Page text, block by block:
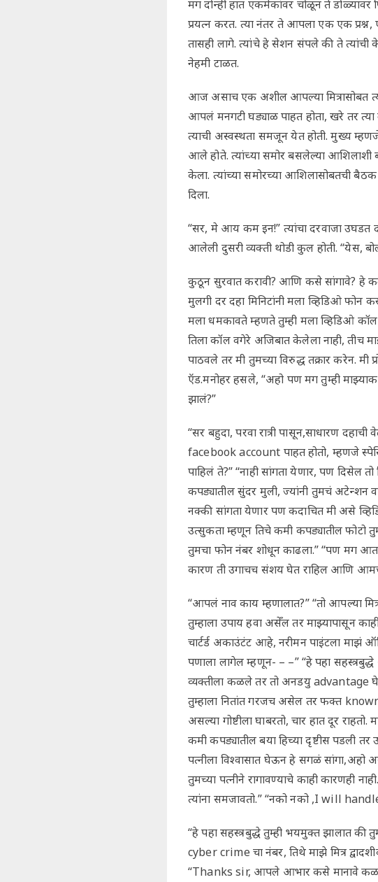
मग दोन्ही हात एकमेकांवर चोळून ते
प्रयत्न करत. त्या नंतर ते आपला एक एक
तासही लागे. त्यांचे हे सेशन संपले की ते त्यांची
नेहमी टाळत.
आज असाच एक अशील आपल्या मित्रासोबत
आपलं मनगटी घड्याळ पाहत होता, खरे तर त्या
त्याची अस्वस्थता समजून येत होती. मुख्य म्हणजे
आले होते. त्यांच्या समोर बसलेल्या आशिलाशी
केला. त्यांच्या समोरच्या आशिलासोबतची
दिला.
“सर, मे आय कम इन!” त्यांचा दरवाजा उघडत
आलेली दुसरी व्यक्ती थोडी कुल होती. “येस,
कुठून सुरवात करावी? आणि कसे सांगावे? हे
मुलगी दर दहा मिनिटांनी मला व्हिडिओ फोन
मला धमकावते म्हणते तुम्ही मला व्हिडिओ
तिला कॉल वगेरे अजिबात केलेला नाही, तीच
पाठवले तर मी तुमच्या विरुद्ध तक्रार करेन.
ऍड.मनोहर हसले, “अहो पण मग तुम्ही
झालं?”
“सर बहुदा, परवा रात्री पासून,साधारण
facebook account पाहत होतो, म्हणजे
पाहिलं ते?” “नाही सांगता येणार, पण दिसेल
कपड्यातील सुंदर मुली, ज्यांनी तुमचं अटेन्शन
नक्की सांगता येणार पण कदाचित मी असे
उत्सुकता म्हणून तिचे कमी कपड्यातील फोटो
तुमचा फोन नंबर शोधून काढला.” “पण मग
कारण ती उगाचच संशय घेत राहिल आणि
“आपलं नाव काय म्हणालात?” “तो आपल्या
तुम्हाला उपाय हवा असेँल तर माझ्यापासून
चार्टर्ड अकाउंटंट आहे, नरीमन पाइंटला
पणाला लागेल म्हणून- – –” “हे पहा
व्यक्तीला कळले तर तो अनडयु advantage
तुम्हाला नितांत गरजच असेल तर फक्त
असल्या गोष्टीला घाबरतो, चार हात दूर
कमी कपड्यातील बया हिच्या दृष्टीस पडली
पत्नीला विश्वासात घेऊन हे सगळं सांगा,अहो
तुमच्या पत्नीने रागावण्याचे काही कारणही
त्यांना समजावतो.” “नको नको ,I will
“हे पहा सहस्त्रबुद्धे तुम्ही भयमुक्त झालात की
cyber crime चा नंबर, तिथे माझे मित्र
“Thanks sir, आपले आभार कसे मानावे